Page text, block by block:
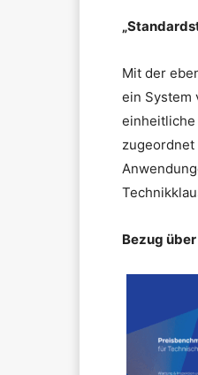
Mit der
ein System
einheitliche
zugeordnet
Bezug